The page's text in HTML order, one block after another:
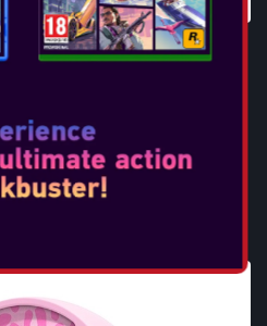
KIDS WIRELESS